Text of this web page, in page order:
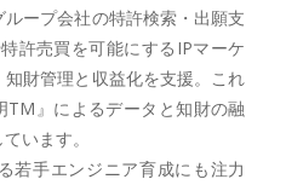
ープ会社の特許検索・出願支
許売買を可能にするIPマーケ
財管理と収益化を支援。これ
TM』によるデータと知財の融
います。
若手エンジニア育成にも注力